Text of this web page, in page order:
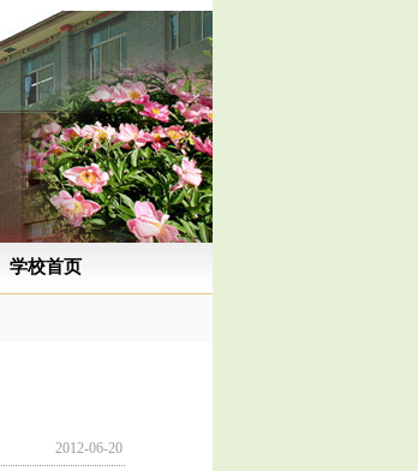
学校首页
2012-06-20